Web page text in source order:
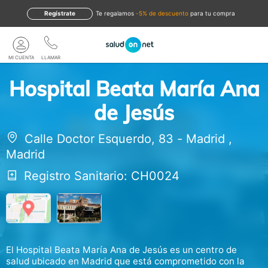
te regalamos -5% de descuento para tu compra
Regístrate
LLAMAR
MI CUENTA
Hospital Beata María Ana
de Jesús
Calle Doctor Esquerdo, 83 - Madrid ,
Madrid
Registro Sanitario: CH0024
El Hospital Beata María Ana de Jesús es un centro de
salud ubicado en Madrid que está comprometido con la